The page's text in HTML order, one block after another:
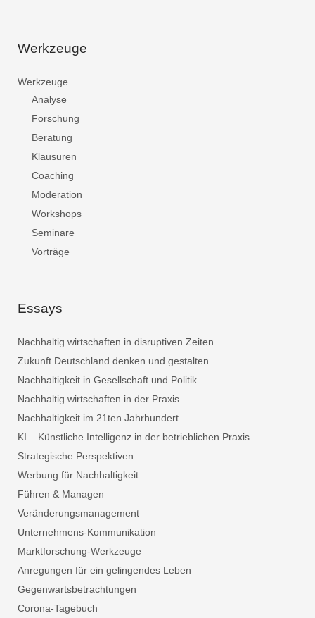
Werkzeuge
Werkzeuge
Analyse
Forschung
Beratung
Klausuren
Coaching
Moderation
Workshops
Seminare
Vorträge
Essays
Nachhaltig wirtschaften in disruptiven Zeiten
Zukunft Deutschland denken und gestalten
Nachhaltigkeit in Gesellschaft und Politik
Nachhaltig wirtschaften in der Praxis
Nachhaltigkeit im 21ten Jahrhundert
KI – Künstliche Intelligenz in der betrieblichen Praxis
Strategische Perspektiven
Werbung für Nachhaltigkeit
Führen & Managen
Veränderungsmanagement
Unternehmens-Kommunikation
Marktforschung-Werkzeuge
Anregungen für ein gelingendes Leben
Gegenwartsbetrachtungen
Corona-Tagebuch